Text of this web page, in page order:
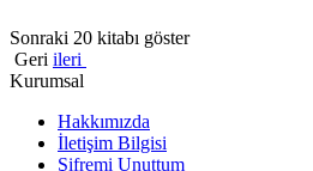
Sonraki 20 kitabı göster
Geri ileri
Kurumsal
Hakkımızda
İletişim Bilgisi
Şifremi Unuttum